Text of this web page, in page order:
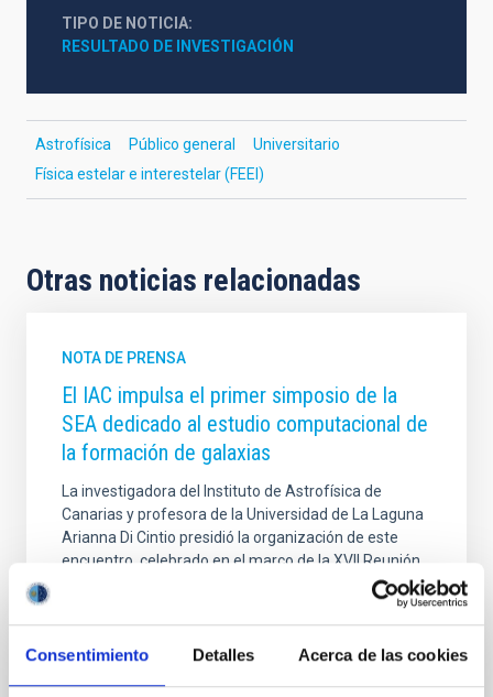
Consentimiento Detalles Acerca de las cookies
TIPO DE NOTICIA
RESULTADO DE INVESTIGACIÓN
Astrofísica Público general
Universitario
Física estelar e interestelar (FEEI)
Otras noticias relacionadas
NOTA DE PRENSA
El IAC impulsa el primer simposio de la
SEA dedicado al estudio computacional de
la formación de galaxias
La investigadora del Instituto de Astrofísica de
Canarias y profesora de la Universidad de La Laguna
Arianna Di Cintio presidió la organización de este
encuentro, celebrado en el marco de la XVII Reunión
Científica de la Sociedad Española de Astronomía. El
simposio reunió a más de 75 participantes en cada
una de sus cuatro sesiones, más de 30 ponencias
científicas y seis especialistas invitados. El Instituto